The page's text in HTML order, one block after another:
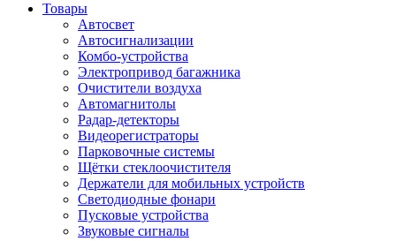
Товары
Автосвет
Автосигнализации
Комбо-устройства
Электропривод багажника
Очистители воздуха
Автомагнитолы
Радар-детекторы
Видеорегистраторы
Парковочные системы
Щётки стеклоочистителя
Держатели для мобильных устройств
Светодиодные фонари
Пусковые устройства
Звуковые сигналы